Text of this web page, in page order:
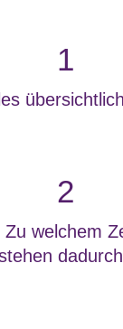
1
2
welchem